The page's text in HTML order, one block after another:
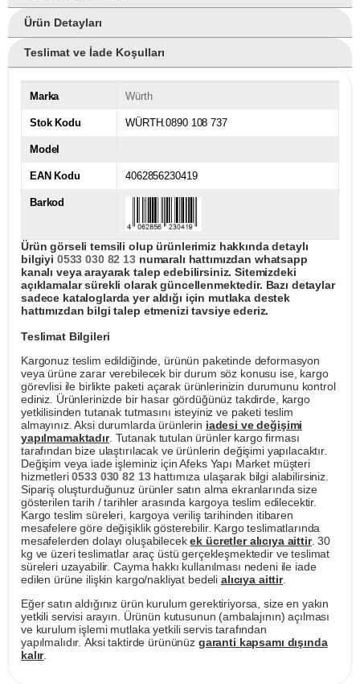
Ürün Detayları
Teslimat ve İade Koşulları
Marka Würth
Stok Kodu WÜRTH.0890 108 737
Model
EAN Kodu 4062856230419
Barkod
Ürün görseli temsili olup ürünlerimiz hakkında detaylı
bilgiyi 0533 030 82 13numaralı hattımızdan whatsapp
kanalı veya arayarak talep edebilirsiniz. Sitemizdeki
açıklamalar sürekli olarak güncellenmektedir. Bazı detaylar
sadece kataloglarda yer aldığı için mutlaka destek
hattımızdan bilgi talep etmenizi tavsiye ederiz.
Teslimat Bilgileri
Kargonuz teslim edildiğinde, ürünün paketinde deformasyon
veya ürüne zarar verebilecek bir durum söz konusu ise, kargo
görevlisi ile birlikte paketi açarak ürünlerinizin durumunu kontrol
ediniz. Ürünlerinizde bir hasar gördüğünüz takdirde, kargo
yetkilisinden tutanak tutmasını isteyiniz ve paketi teslim
almayınız. Aksi durumlarda ürünlerin iadesi ve değişimi
yapılmamaktadır. Tutanak tutulan ürünler kargo firması
tarafından bize ulaştırılacak ve ürünlerin değişimi yapılacaktır.
Değişim veya iade işleminiz için Afeks Yapı Market müşteri
hizmetleri0533 030 82 13hattımıza ulaşarak bilgi alabilirsiniz.
Sipariş oluşturduğunuz ürünler satın alma ekranlarında size
gösterilen tarih / tarihler arasında kargoya teslim edilecektir.
Kargo teslim süreleri, kargoya veriliş tarihinden itibaren
mesafelere göre değişiklik gösterebilir. Kargo teslimatlarında
mesafelerden dolayı oluşabilecekek ücretler alıcıya aittir. 30
kg ve üzeri teslimatlar araç üstü gerçekleşmektedir ve teslimat
süreleri uzayabilir. Cayma hakkı kullanılması nedeni ile iade
edilen ürüne ilişkin kargo/nakliyat bedeli alıcıya aittir.
Eğer satın aldığınız ürün kurulum gerektiriyorsa, size en yakın
yetkili servisi arayın. Ürünün kutusunun (ambalajının) açılması
ve kurulum işlemi mutlaka yetkili servis tarafından
yapılmalıdır. Aksi taktirde ürününüz garanti kapsamı dışında
kalır.